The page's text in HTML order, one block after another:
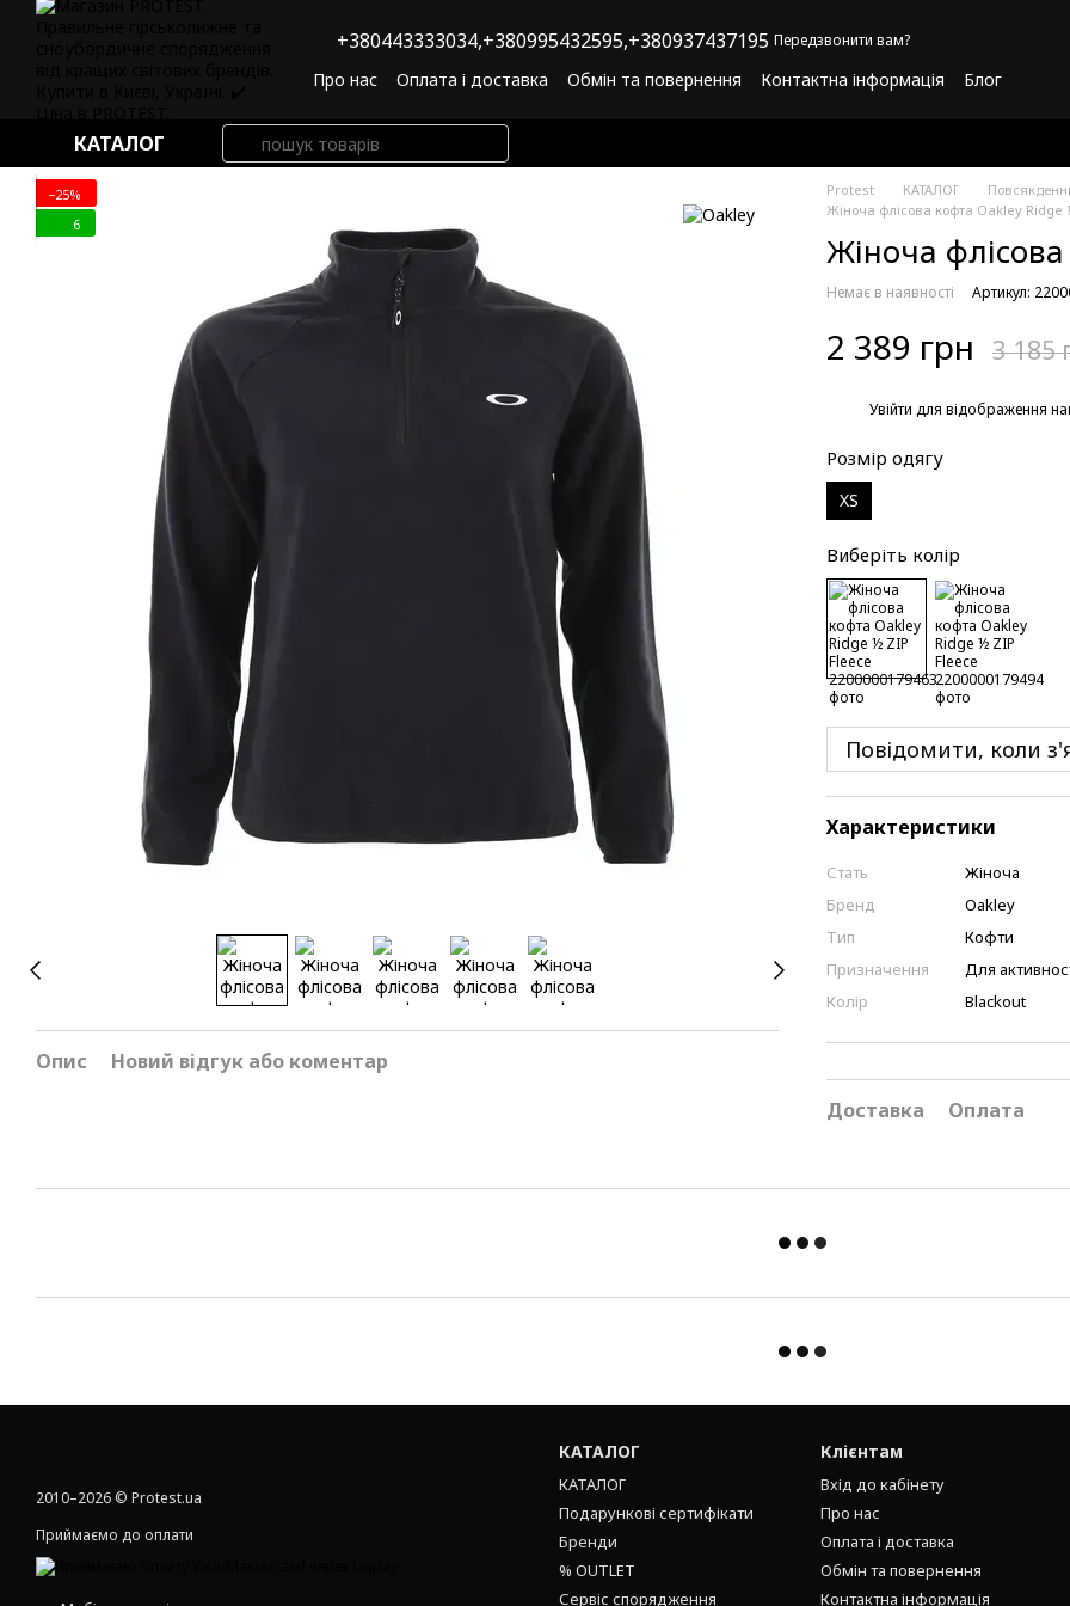
Перейти до основного контенту
+380443333034,+380995432595,+380937437195 Передзвонити вам?
Про нас Оплата і доставка Обмін та повернення Контактна інформація
Блог
КАТАЛОГ
−25%
6
Опис Новий відгук або коментар
Protest КАТАЛОГ
Жіноча флісова кофта Oakley Ridge
Жіноча
Немає в наявності Артикул:
2 389 грн 3 185
Увійти для відображення
Розмір одягу
XS
Виберіть колір
Повідомити, коли
Характеристики
Стать
Жіноча
Бренд
Oakley
Тип
Кофти
Призначення
Для
Колір
Blackout
Доставка Оплата
2010–2026 © Protest.ua
Приймаємо до оплати
КАТАЛОГ
КАТАЛОГ
Подарункові сертифікати
Бренди
% OUTLET
Сервіс спорядження
Клієнтам
Вхід до кабінету
Про нас
Оплата і доставка
Обмін та повернення
Контактна інформація